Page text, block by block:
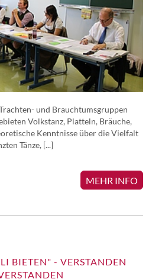
und Brauchtumsgruppen
Volkstanz, Platteln, Bräuche,
Kenntnisse über die Vielfalt
Tänze, [...]
MEHR INFO
BIETEN" - VERSTANDEN